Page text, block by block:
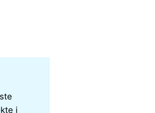
i